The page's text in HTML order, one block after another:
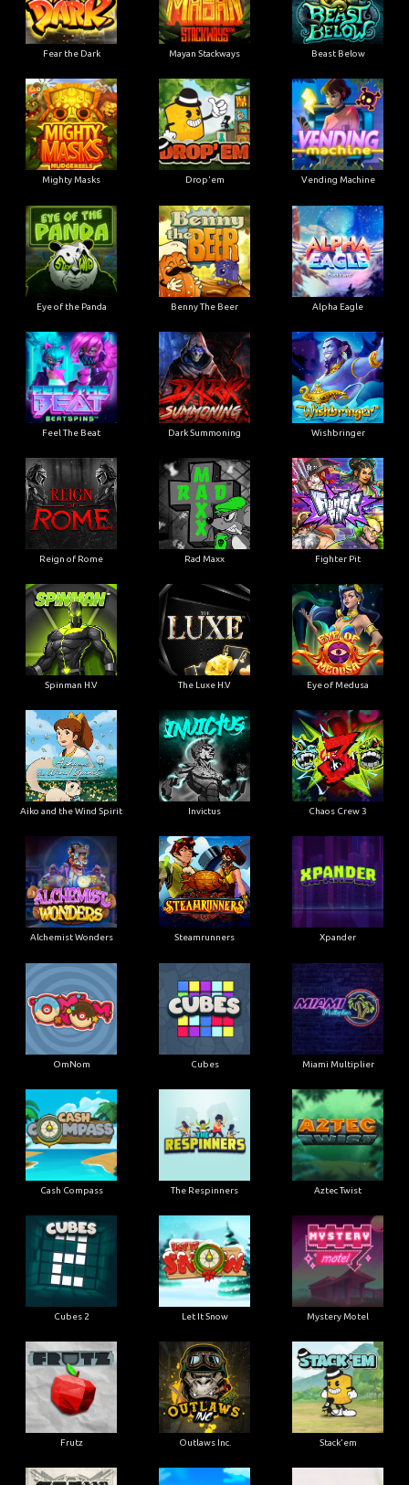
Fear the Dark Mayan Stackways Beast Below
Mighty Masks Drop'em Vending Machine
Eye of the Panda Benny The Beer Alpha Eagle
Feel The Beat Dark Summoning Wishbringer
Reign of Rome Rad Maxx Fighter Pit
Spinman H.V The Luxe H.V Eye of Medusa
Aiko and the Wind Spirit Invictus Chaos Crew 3
Alchemist Wonders Steamrunners Xpander
OmNom Cubes Miami Multiplier
Cash Compass The Respinners Aztec Twist
Cubes 2 Let It Snow Mystery Motel
Frutz Outlaws Inc. Stack'em